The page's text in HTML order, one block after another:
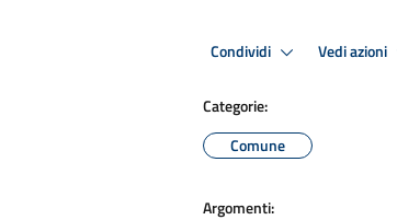
Condividi Vedi azioni
Categorie:
Comune
Argomenti: